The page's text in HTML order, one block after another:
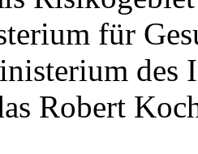
für
Robert